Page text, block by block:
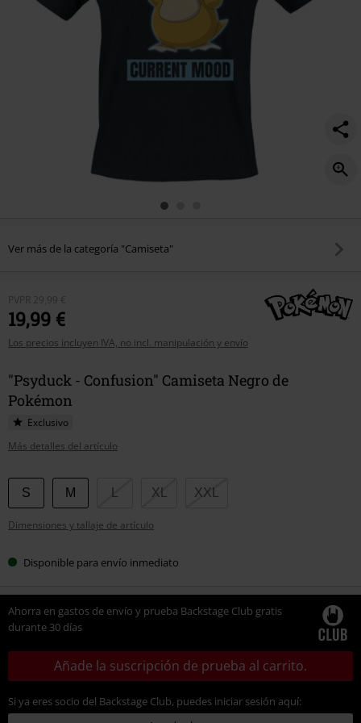
Ver más de la categoría "Camiseta"
PVPR 29,99 €
19,99 €
Los precios incluyen IVA, no incl. manipulación y envío
"Psyduck - Confusion" Camiseta Negro de
Pokémon
Exclusivo
Más detalles del artículo
Elige
tu
talla
S M XL XXL
Dimensiones y tallaje de artículo
Disponible para envío inmediato
Ahorra en gastos de envío y prueba Backstage Club gratis
durante 30 días
Añade la suscripción de prueba al carrito.
Si ya eres socio del Backstage Club, puedes iniciar sesión aquí: